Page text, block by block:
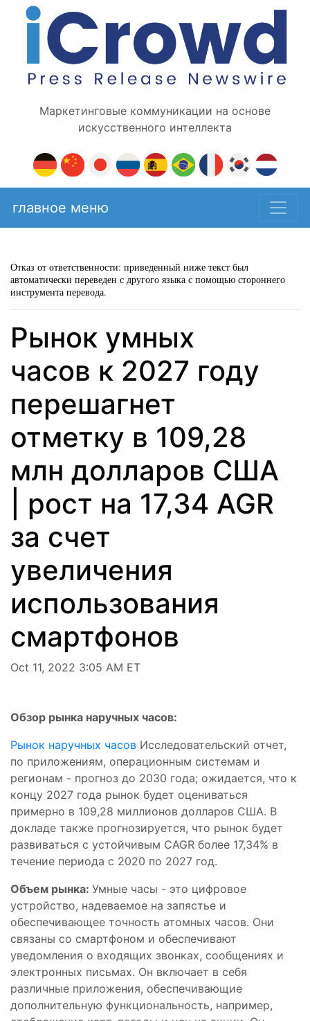
Маркетинговые коммуникации на основе
искусственного интеллекта
главное меню
Отказ от ответственности: приведенный ниже текст был
автоматически переведен с другого языка с помощью стороннего
инструмента перевода.
Рынок умных
часов к 2027 году
перешагнет
отметку в 109,28
млн долларов США
| рост на 17,34 AGR
за счет
увеличения
использования
смартфонов
Oct 11, 2022 3:05 AM ET
Обзор рынка наручных часов:
Рынок наручных часов Исследовательский отчет,
по приложениям, операционным системам и
регионам - прогноз до 2030 года; ожидается, что к
концу 2027 года рынок будет оцениваться
примерно в 109,28 миллионов долларов США. В
докладе также прогнозируется, что рынок будет
развиваться с устойчивым CAGR более 17,34% в
течение периода с 2020 по 2027 год.
Объем рынка: Умные часы - это цифровое
устройство, надеваемое на запястье и
обеспечивающее точность атомных часов. Они
связаны со смартфоном и обеспечивают
уведомления о входящих звонках, сообщениях и
электронных письмах. Он включает в себя
различные приложения, обеспечивающие
дополнительную функциональность, например,